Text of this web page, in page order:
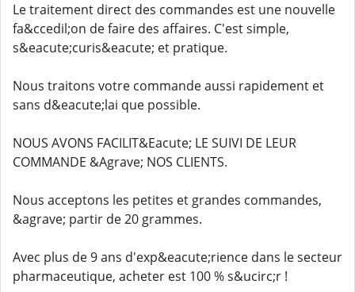
Le traitement direct des commandes est une nouvelle
fa&ccedil;on de faire des affaires. C'est simple,
s&eacute;curis&eacute; et pratique.
Nous traitons votre commande aussi rapidement et
sans d&eacute;lai que possible.
NOUS AVONS FACILIT&Eacute; LE SUIVI DE LEUR
COMMANDE &Agrave; NOS CLIENTS.
Nous acceptons les petites et grandes commandes,
&agrave; partir de 20 grammes.
Avec plus de 9 ans d'exp&eacute;rience dans le secteur
pharmaceutique, acheter est 100 % s&ucirc;r !